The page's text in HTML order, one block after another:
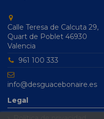
Calle Teresa de Calcuta 29,
Quart de Poblet 46930
Valencia
961 100 333
info@desguacebonaire.es
Legal